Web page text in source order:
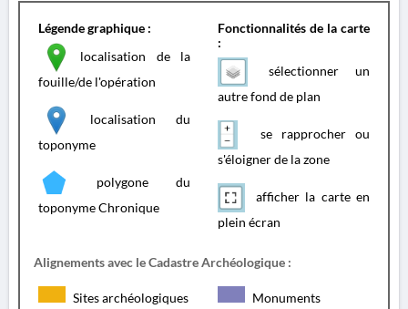
Légende graphique :
localisation de la
fouille/de l'opération
localisation du
toponyme
polygone du
toponyme Chronique
Fonctionnalités de la carte
:
sélectionner un
autre fond de plan
se rapprocher ou
s'éloigner de la zone
afficher la carte en
plein écran
Alignements avec le Cadastre Archéologique :
Sites archéologiques Monuments